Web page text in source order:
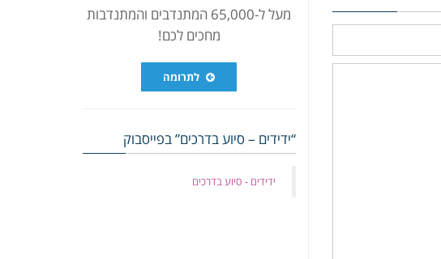
מעל ל-65,000 המתנדבים והמתנדבות
מחכים לכם!
לתרומה
“ידידים – סיוע בדרכים” בפייסבוק
‏ידידים - סיוע בדרכים